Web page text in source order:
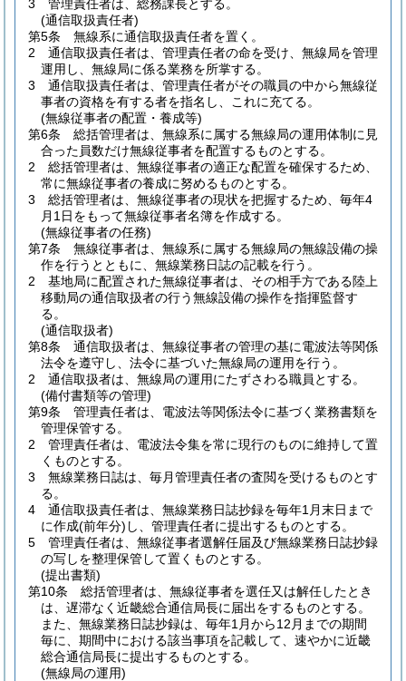
3
管理責任者は、総務課長とする。
(通信取扱責任者)
第5条
無線系に通信取扱責任者を置く。
2
通信取扱責任者は、管理責任者の命を受け、無線局を管理
運用し、無線局に係る業務を所掌する。
3
通信取扱責任者は、管理責任者がその職員の中から無線従
事者の資格を有する者を指名し、これに充てる。
(無線従事者の配置・養成等)
第6条
総括管理者は、無線系に属する無線局の運用体制に見
合った員数だけ無線従事者を配置するものとする。
2
総括管理者は、無線従事者の適正な配置を確保するため、
常に無線従事者の養成に努めるものとする。
3
総括管理者は、無線従事者の現状を把握するため、毎年4
月1日をもって無線従事者名簿を作成する。
(無線従事者の任務)
第7条
無線従事者は、無線系に属する無線局の無線設備の操
作を行うとともに、無線業務日誌の記載を行う。
2
基地局に配置された無線従事者は、その相手方である陸上
移動局の通信取扱者の行う無線設備の操作を指揮監督す
る。
(通信取扱者)
第8条
通信取扱者は、無線従事者の管理の基に電波法等関係
法令を遵守し、法令に基づいた無線局の運用を行う。
2
通信取扱者は、無線局の運用にたずさわる職員とする。
(備付書類等の管理)
第9条
管理責任者は、電波法等関係法令に基づく業務書類を
管理保管する。
2
管理責任者は、電波法令集を常に現行のものに維持して置
くものとする。
3
無線業務日誌は、毎月管理責任者の査閲を受けるものとす
る。
4
通信取扱責任者は、無線業務日誌抄録を毎年1月末日まで
に作成(前年分) し、管理責任者に提出するものとする。
5
管理責任者は、無線従事者選解任届及び無線業務日誌抄録
の写しを整理保管して置くものとする。
(提出書類)
第10条
総括管理者は、無線従事者を選任又は解任したとき
は、遅滞なく近畿総合通信局長に届出をするものとする。
また、無線業務日誌抄録は、毎年1月から12月までの期間
毎に、期間中における該当事項を記載して、速やかに近畿
総合通信局長に提出するものとする。
(無線局の運用)